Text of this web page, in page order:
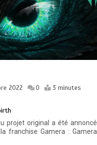
2022
0
3 minutes
projet original a été annoncé
franchise Gamera : Gamera